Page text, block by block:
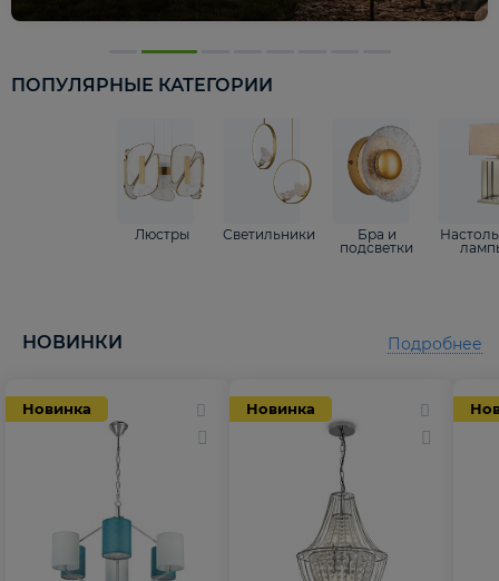
ПОПУЛЯРНЫЕ КАТЕГОРИИ
Люстры Светильники
Бра и
подсветки
НОВИНКИ
Новинка Новинка
Подробнее